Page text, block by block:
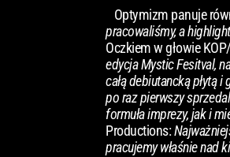
Optymizm panuje
pracowaliśmy, a
Oczkiem w głowie
edycja Mystic Fesitval,
całą debiutancką płytą
po raz pierwszy
formuła imprezy, jak i
Productions:
pracujemy właśnie nad